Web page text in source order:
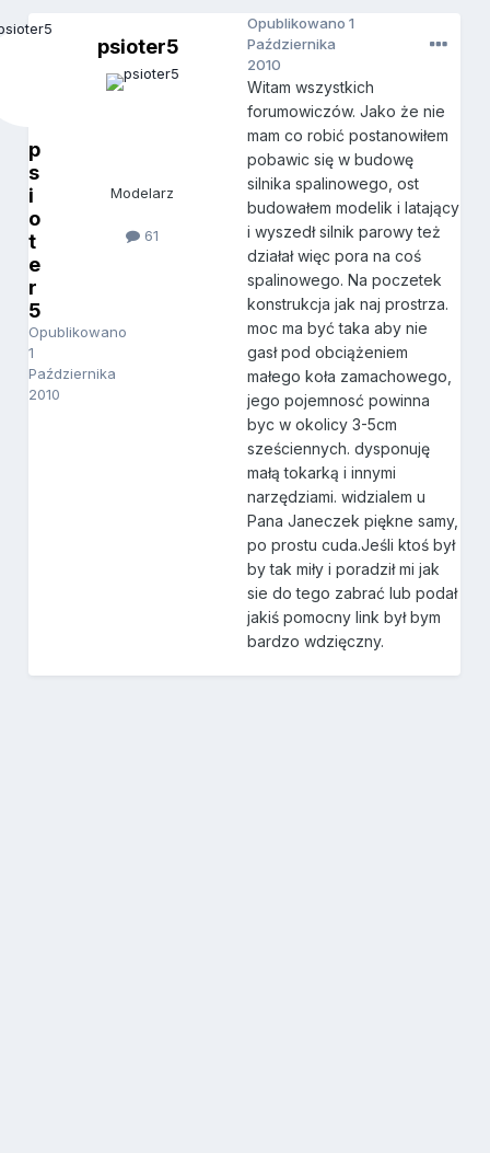
p
s
i
o
t
e
r
5
Opublikowano
1
Października
2010
psioter5
Modelarz
61
Opublikowano1
Października
2010
Witam wszystkich
forumowiczów. Jako że nie
mam co robić postanowiłem
pobawic się w budowę
silnika spalinowego, ost
budowałem modelik i latający
i wyszedł silnik parowy też
działał więc pora na coś
spalinowego. Na poczetek
konstrukcja jak naj prostrza.
moc ma być taka aby nie
gasł pod obciążeniem
małego koła zamachowego,
jego pojemnosć powinna
byc w okolicy 3-5cm
sześciennych. dysponuję
małą tokarką i innymi
narzędziami. widzialem u
Pana Janeczek piękne samy,
po prostu cuda.Jeśli ktoś był
by tak miły i poradził mi jak
sie do tego zabrać lub podał
jakiś pomocny link był bym
bardzo wdzięczny.